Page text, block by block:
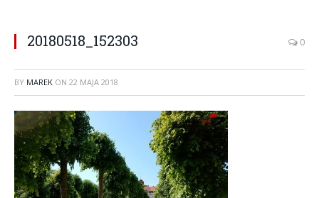
20180518_152303 0
BY MAREK ON 22 MAJA 2018